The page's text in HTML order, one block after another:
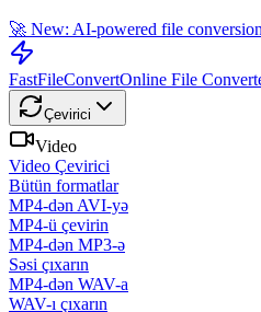
🚀 New: AI-powered file
FastFileConvertOnline File
Çevirici
Video
Video Çevirici
Bütün formatlar
MP4-dən AVI-yə
MP4-ü çevirin
MP4-dən MP3-ə
Səsi çıxarın
MP4-dən WAV-a
WAV-ı çıxarın